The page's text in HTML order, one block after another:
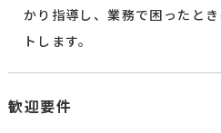
かり指導し、業務で困ったと
トします。
歓迎要件​